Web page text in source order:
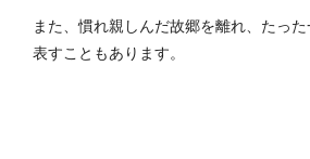
また、慣れ親しんだ故郷を離れ、たっ
表すこともあります。